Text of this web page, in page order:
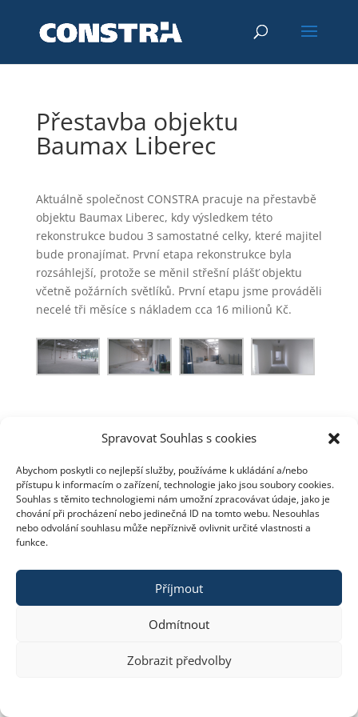
Spravovat Souhlas s cookies
Abychom poskytli co nejlepší služby, používáme k ukládání a/nebo
přístupu k informacím o zařízení, technologie jako jsou soubory cookies.
Souhlas s těmito technologiemi nám umožní zpracovávat údaje, jako je
chování při procházení nebo jedinečná ID na tomto webu. Nesouhlas
nebo odvolání souhlasu může nepříznivě ovlivnit určité vlastnosti a
funkce.
Příjmout
Odmítnout
Zobrazit předvolby
Přestavba objektu
Baumax Liberec
Aktuálně společnost CONSTRA pracuje na přestavbě
objektu Baumax Liberec, kdy výsledkem této
rekonstrukce budou 3 samostatné celky, které majitel
bude pronajímat. První etapa rekonstrukce byla
rozsáhlejší, protože se měnil střešní plášť objektu
včetně požárních světlíků. První etapu jsme prováděli
necelé tři měsíce s nákladem cca 16 milionů Kč.
Copyright © 2023 constra.cz |Zásady cookies,
ochrana osobních údajů| spravuje:Zeni